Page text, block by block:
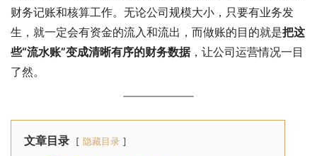
财务记账和核算工作。无论公司规模大小，只要有业务发
生，就一定会有资金的流入和流出，而做账的目的就是把这
些“流水账”变成清晰有序的财务数据，让公司运营情况一目
了然。
文章目录 隐藏目录